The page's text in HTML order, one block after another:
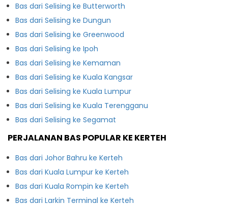
Bas dari Selising ke Butterworth
Bas dari Selising ke Dungun
Bas dari Selising ke Greenwood
Bas dari Selising ke Ipoh
Bas dari Selising ke Kemaman
Bas dari Selising ke Kuala Kangsar
Bas dari Selising ke Kuala Lumpur
Bas dari Selising ke Kuala Terengganu
Bas dari Selising ke Segamat
PERJALANAN BAS POPULAR KE KERTEH
Bas dari Johor Bahru ke Kerteh
Bas dari Kuala Lumpur ke Kerteh
Bas dari Kuala Rompin ke Kerteh
Bas dari Larkin Terminal ke Kerteh